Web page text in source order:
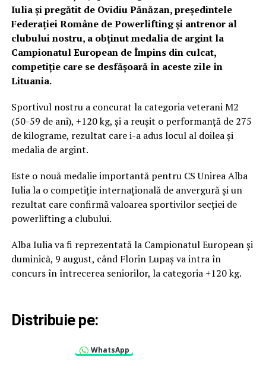
Iulia și pregătit de Ovidiu Pănăzan, președintele
Federației Române de Powerlifting și antrenor al
clubului nostru, a obținut medalia de argint la
Campionatul European de Împins din culcat,
competiție care se desfășoară în aceste zile în
Lituania.
Sportivul nostru a concurat la categoria veterani M2
(50-59 de ani), +120 kg, și a reușit o performanță de 275
de kilograme, rezultat care i-a adus locul al doilea și
medalia de argint.
Este o nouă medalie importantă pentru CS Unirea Alba
Iulia la o competiție internațională de anvergură și un
rezultat care confirmă valoarea sportivilor secției de
powerlifting a clubului.
Alba Iulia va fi reprezentată la Campionatul European și
duminică, 9 august, când Florin Lupaș va intra în
concurs în întrecerea seniorilor, la categoria +120 kg.
Distribuie pe:
WhatsApp